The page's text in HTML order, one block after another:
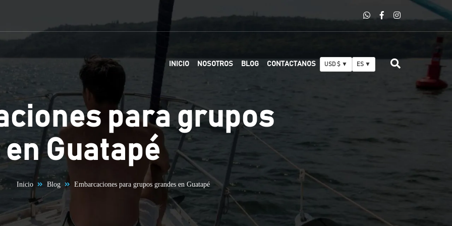
INICIO NOSOTROS BLOG CONTACTANOS USD $ ▼ ES ▼
para grupos
Guatapé
Inicio Blog Embarcaciones para grupos grandes en Guatapé